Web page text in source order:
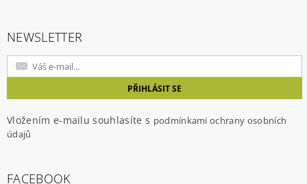
NEWSLETTER
Vložením e-mailu souhlasíte s podmínkami ochrany osobních
údajů
FACEBOOK